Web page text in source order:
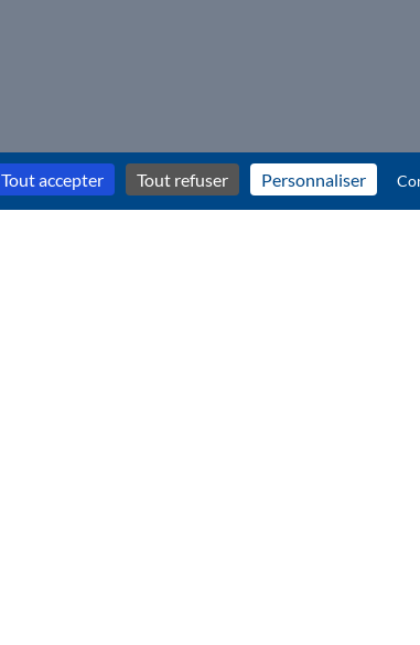
Tout accepter Tout refuser Personnaliser